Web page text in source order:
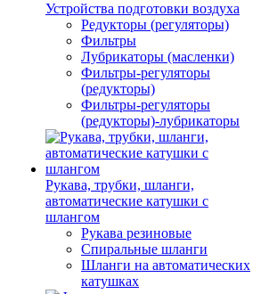
Устройства подготовки воздуха
Редукторы (регуляторы)
Фильтры
Лубрикаторы (масленки)
Фильтры-регуляторы
(редукторы)
Фильтры-регуляторы
(редукторы)-лубрикаторы
Рукава, трубки, шланги,
автоматические катушки с
шлангом
Рукава резиновые
Спиральные шланги
Шланги на автоматических
катушках